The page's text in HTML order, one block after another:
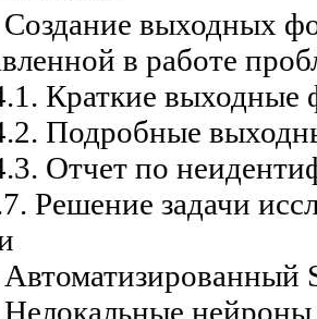
Создание выходных
в работе
Краткие
Подробные
Отчет по
Решение задачи
Нелокальные нейроны